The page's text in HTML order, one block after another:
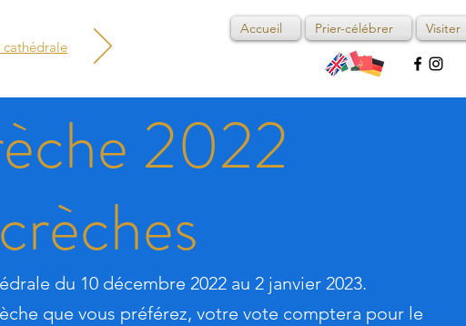
Accueil Prier-célébrer Visiter
2022
du 10 décembre 2022 au 2 janvier 2023.
que vous préférez, votre vote comptera pour le